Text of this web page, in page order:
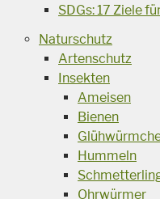
SDGs: 17 Ziele
Naturschutz
Artenschutz
Insekten
Ameisen
Bienen
Hummeln
Ohrwürmer